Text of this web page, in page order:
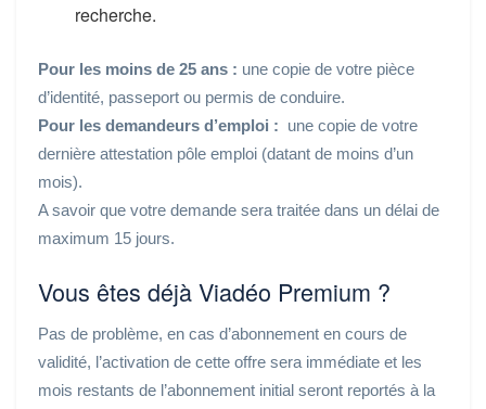
recherche.
Pour les moins de 25 ans : une copie de votre pièce
d’identité, passeport ou permis de conduire.
Pour les demandeurs d’emploi : une copie de votre
dernière attestation pôle emploi (datant de moins d’un
mois).
A savoir que votre demande sera traitée dans un délai de
maximum 15 jours.
Vous êtes déjà Viadéo Premium ?
Pas de problème, en cas d’abonnement en cours de
validité, l’activation de cette offre sera immédiate et les
mois restants de l’abonnement initial seront reportés à la